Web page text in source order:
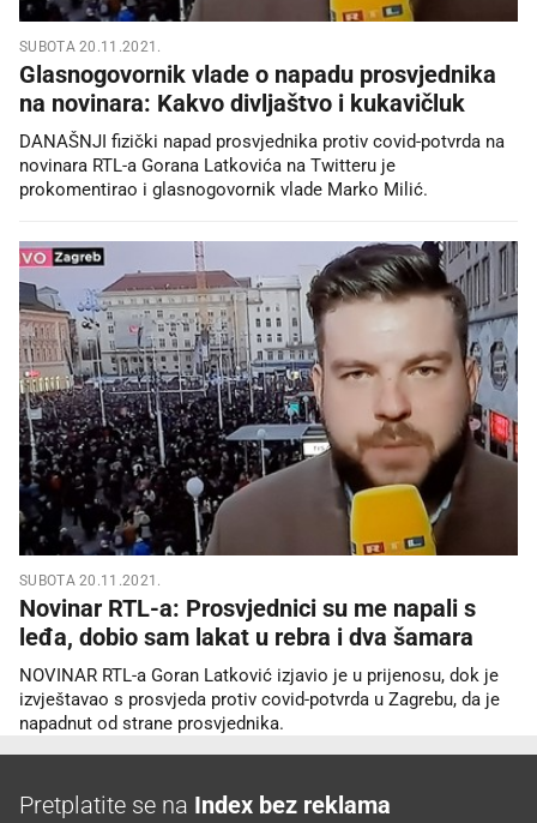
SUBOTA 20.11.2021.
Glasnogovornik vlade o napadu prosvjednika
na novinara: Kakvo divljaštvo i kukavičluk
DANAŠNJI fizički napad prosvjednika protiv covid-potvrda na
novinara RTL-a Gorana Latkovića na Twitteru je
prokomentirao i glasnogovornik vlade Marko Milić.
SUBOTA 20.11.2021.
Novinar RTL-a: Prosvjednici su me napali s
leđa, dobio sam lakat u rebra i dva šamara
NOVINAR RTL-a Goran Latković izjavio je u prijenosu, dok je
izvještavao s prosvjeda protiv covid-potvrda u Zagrebu, da je
napadnut od strane prosvjednika.
Pretplatite se na Index bez reklama